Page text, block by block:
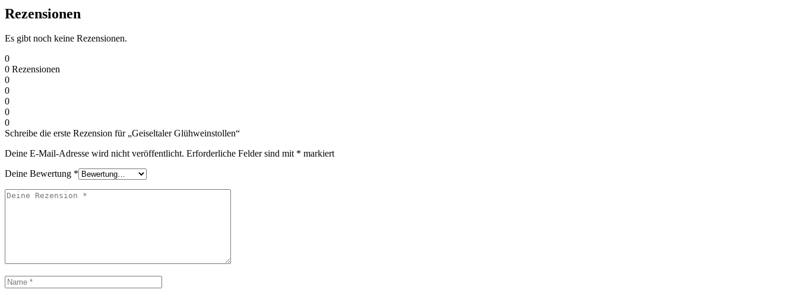
Rezensionen
Es gibt noch keine Rezensionen.
0
0 Rezensionen
0
0
0
0
0
Schreibe die erste Rezension für „Geiseltaler Glühweinstollen“
Deine E-Mail-Adresse wird nicht veröffentlicht. Erforderliche Felder sind mit * markiert
Deine Bewertung *
Deine
Name